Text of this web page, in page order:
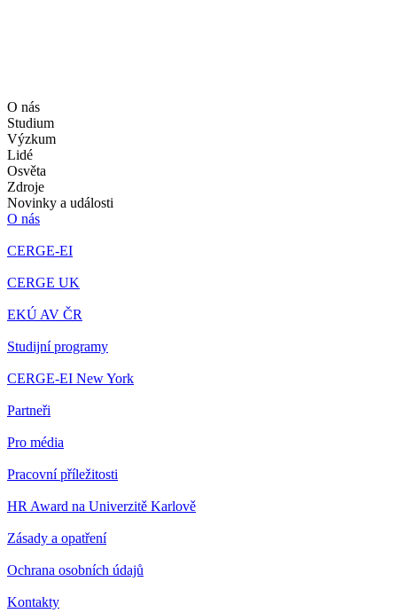
O nás
Studium
Výzkum
Lidé
Osvěta
Zdroje
Novinky a události
O nás
CERGE-EI
CERGE UK
EKÚ AV ČR
Studijní programy
CERGE-EI New York
Partneři
Pro média
Pracovní příležitosti
HR Award na Univerzitě Karlově
Zásady a opatření
Ochrana osobních údajů
Kontakty